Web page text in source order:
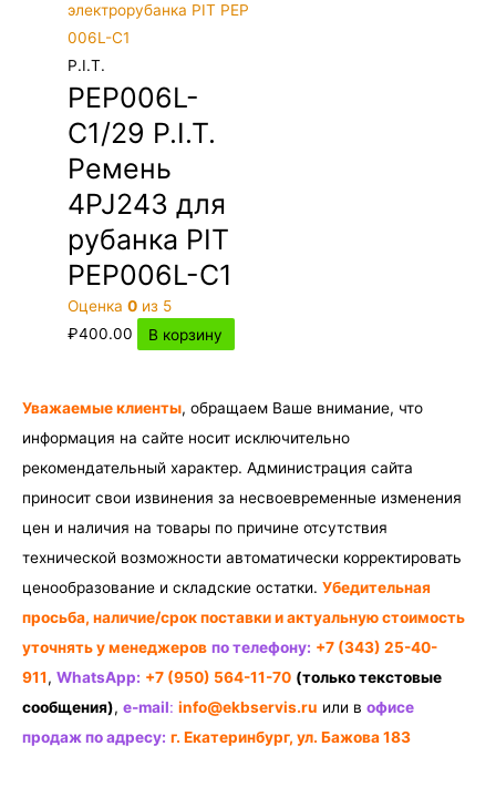
P.I.T.
PEP006L-
C1/29 P.I.T.
Ремень
4PJ243 для
рубанка PIT
PEP006L-C1
Оценка0 из 5
₽400.00 В корзину
Уважаемые клиенты, обращаем Ваше внимание, что
информация на сайте носит исключительно
рекомендательный характер. Администрация сайта
приносит свои извинения за несвоевременные изменения
цен и наличия на товары по причине отсутствия
технической возможности автоматически корректировать
ценообразование и складские остатки. Убедительная
просьба, наличие/срок поставки и актуальную стоимость
уточнять у менеджеров по телефону: +7 (343) 25-40-
911, WhatsApp: +7 (950) 564-11-70 (только текстовые
сообщения), e-mail: info@ekbservis.ru или в офисе
продаж по адресу: г. Екатеринбург, ул. Бажова 183